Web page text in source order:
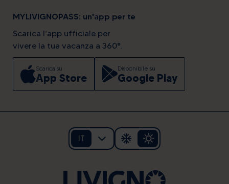
MYLIVIGNOPASS: un'app per te
Scarica l’app ufficiale per
vivere la tua vacanza a 360°.
Scarica su
App Store
Disponibile su
Google Play
IT